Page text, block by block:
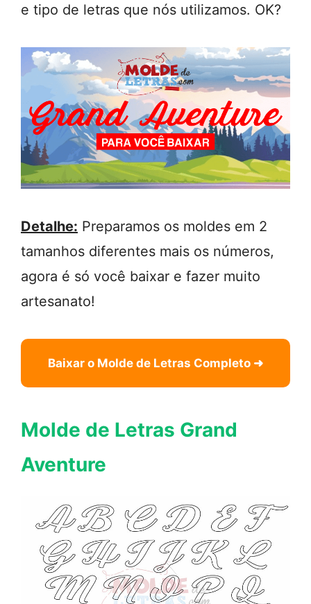
e tipo de letras que nós utilizamos. OK?
Detalhe: Preparamos os moldes em 2
tamanhos diferentes mais os números,
agora é só você baixar e fazer muito
artesanato!
Baixar o Molde de Letras Completo ➜
Molde de Letras Grand
Aventure